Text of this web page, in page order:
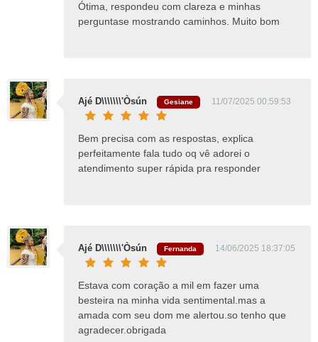
Ótima, respondeu com clareza e minhas
perguntase mostrando caminhos. Muito bom
Ajé D\\\\\\\'Òsún Gesiane 11/07/2025 00:59:53
Bem precisa com as respostas, explica
perfeitamente fala tudo oq vê adorei o
atendimento super rápida pra responder
Ajé D\\\\\\\'Òsún Fernanda 14/06/2025 18:37:05
Estava com coração a mil em fazer uma
besteira na minha vida sentimental.mas a
amada com seu dom me alertou.so tenho que
agradecer.obrigada